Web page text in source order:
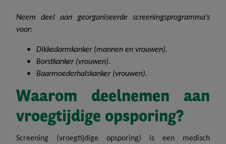
Neem deel aan georganiseerde screeningsprogramma’s
voor:
Dikkedarmkanker (mannen en vrouwen).
Borstkanker (vrouwen).
Baarmoederhalskanker (vrouwen).
Waarom deelnemen aan
vroegtijdige opsporing?
Screening (vroegtijdige opsporing) is een medisch